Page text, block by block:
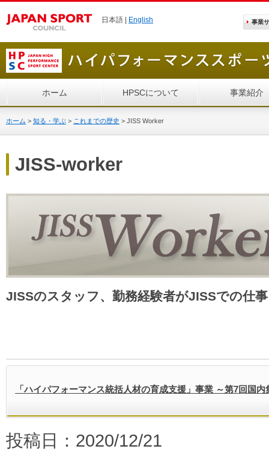
日本語 | English 事業
ホーム HPSCについて 事業紹介
ホーム > 知る・学ぶ > これまでの歴史 > JISS Worker
JISS-worker
JISSのスタッフ、勤務経験者がJISSでの仕
「ハイパフォーマンス統括人材の育成支援」事業 ～第7回国
投稿日：2020/12/21